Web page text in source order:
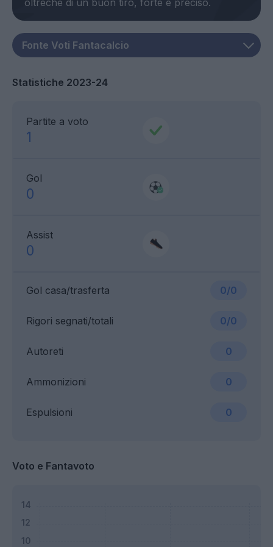
Statistiche 2023-24
Partite a voto
1
Gol
0
Assist
0
Gol casa/trasferta 0/0
Ammonizioni 0
Rigori segnati/totali 0/0
Espulsioni 0
Autoreti 0
Voto e Fantavoto